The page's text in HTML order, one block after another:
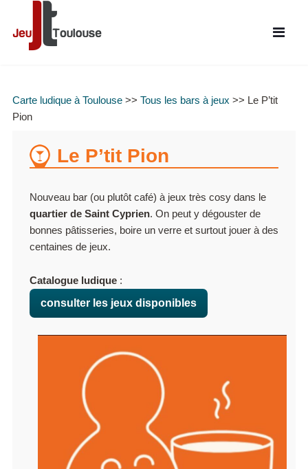
Carte ludique à Toulouse>> Tous les bars à jeux >> Le P’tit
Pion
Le P’tit Pion
Nouveau bar (ou plutôt café) à jeux très cosy dans le
quartier de Saint Cyprien. On peut y dégouster de
bonnes pâtisseries, boire un verre et surtout jouer à des
centaines de jeux.
Catalogue ludique:
consulter les jeux disponibles